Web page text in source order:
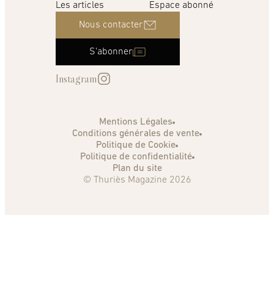
Les articles
Espace abonné
Nous contacter
S'abonner
Instagram
Mentions Légales
Conditions générales de vente
Politique de Cookie
Politique de confidentialité
Plan du site
© Thuriès Magazine 2026